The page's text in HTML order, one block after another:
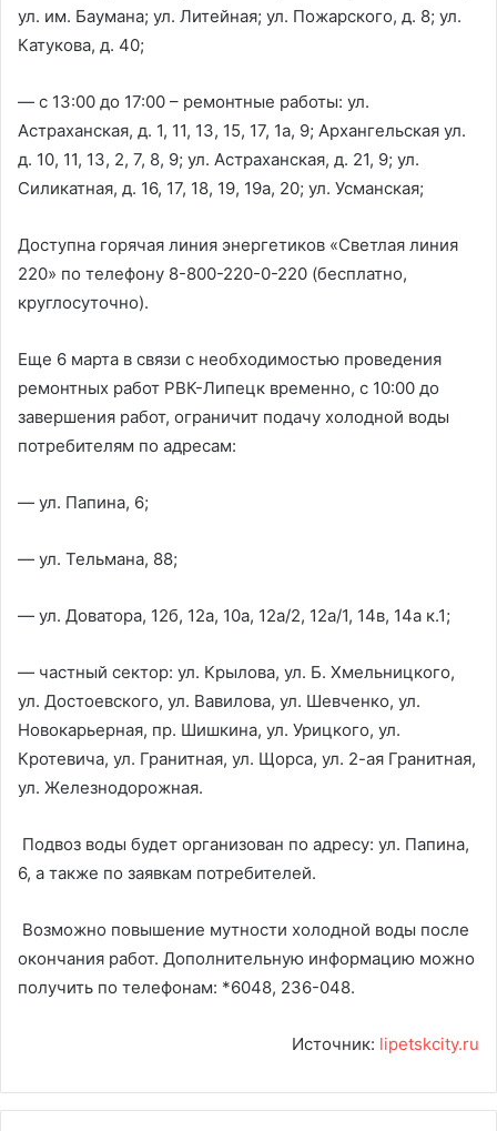
ул. им. Баумана; ул. Литейная; ул. Пожарского, д. 8; ул.
Катукова, д. 40;
— с 13:00 до 17:00 – ремонтные работы: ул.
Астраханская, д. 1, 11, 13, 15, 17, 1а, 9; Архангельская ул.
д. 10, 11, 13, 2, 7, 8, 9; ул. Астраханская, д. 21, 9; ул.
Силикатная, д. 16, 17, 18, 19, 19а, 20; ул. Усманская;
Доступна горячая линия энергетиков «Светлая линия
220» по телефону 8-800-220-0-220 (бесплатно,
круглосуточно).
Еще 6 марта в связи с необходимостью проведения
ремонтных работ РВК-Липецк временно, с 10:00 до
завершения работ, ограничит подачу холодной воды
потребителям по адресам:
— ул. Папина, 6;
— ул. Тельмана, 88;
— ул. Доватора, 12б, 12а, 10а, 12а/2, 12а/1, 14в, 14а к.1;
— частный сектор: ул. Крылова, ул. Б. Хмельницкого,
ул. Достоевского, ул. Вавилова, ул. Шевченко, ул.
Новокарьерная, пр. Шишкина, ул. Урицкого, ул.
Кротевича, ул. Гранитная, ул. Щорса, ул. 2-ая Гранитная,
ул. Железнодорожная.
Подвоз воды будет организован по адресу: ул. Папина,
6, а также по заявкам потребителей.
Возможно повышение мутности холодной воды после
окончания работ. Дополнительную информацию можно
получить по телефонам: *6048, 236-048.
Источник: lipetskcity.ru